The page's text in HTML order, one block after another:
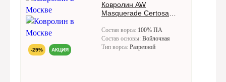
-29% АКЦИЯ
Ковролин AW
Masquerade Certosa
Состав ворса: 100% ПА
Состав основы: Войлочная
Тип ворса: Разрезной